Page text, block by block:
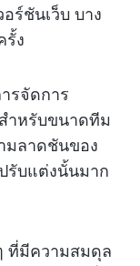
ร์ชันเว็บ บาง
รั้ง
รจัดการ
ำหรับขนาดทีม
มลาดชันของ
รับแต่งนั้นมาก
ที่มีความสมดุล